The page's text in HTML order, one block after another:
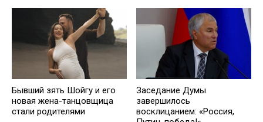
Бывший зять Шойгу и его
новая жена-танцовщица
стали родителями
Заседание Думы
завершилось
восклицанием: «Россия,